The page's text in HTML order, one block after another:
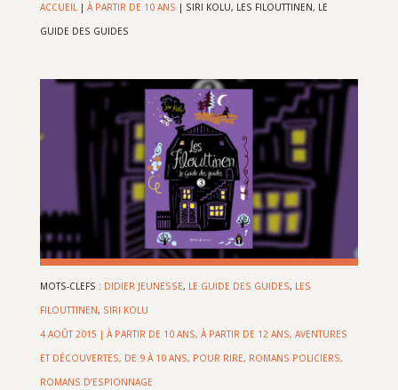
ACCUEIL| À PARTIR DE 10 ANS | SIRI KOLU, LES FILOUTTINEN, LE
GUIDE DES GUIDES
MOTS-CLEFS : DIDIER JEUNESSE, LE GUIDE DES GUIDES, LES
FILOUTTINEN, SIRI KOLU
4 AOÛT 2015 | À PARTIR DE 10 ANS, À PARTIR DE 12 ANS, AVENTURES
ET DÉCOUVERTES, DE 9 À 10 ANS, POUR RIRE, ROMANS POLICIERS,
ROMANS D’ESPIONNAGE